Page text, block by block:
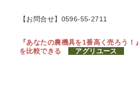
【お問合せ】0596-55-2711
『あなたの農機具を1番高く売ろう！』
を比較できる
アグリユース